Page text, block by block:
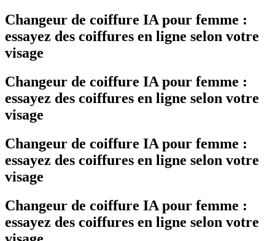
Changeur de coiffure IA pour femme :
essayez des coiffures en ligne selon votre
visage
Changeur de coiffure IA pour femme :
essayez des coiffures en ligne selon votre
visage
Changeur de coiffure IA pour femme :
essayez des coiffures en ligne selon votre
visage
Changeur de coiffure IA pour femme :
essayez des coiffures en ligne selon votre